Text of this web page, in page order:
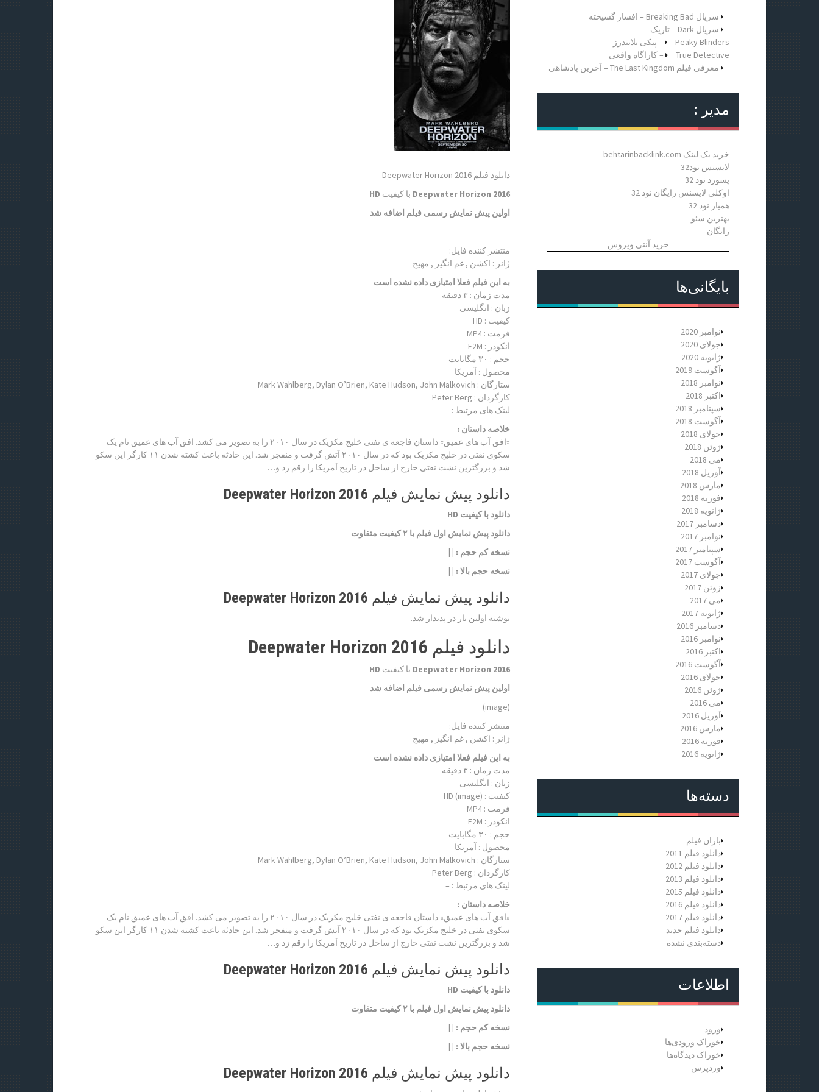
دانلود فیلم Deepwater Horizon 2016
Deepwater Horizon 2016 با کیفیت HD
اولین پیش نمایش رسمی فیلم اضافه شد
منتشر کننده فایل:
ژانر : اکشن , غم انگیز , مهیج
به این فیلم فعلا امتیازی داده نشده است
مدت زمان : ۳ دقیقه
زبان : انگلیسی
کیفیت : HD
فرمت : MP4
انکودر : F2M
حجم : ۳۰ مگابایت
محصول : آمریکا
ستارگان : Mark Wahlberg, Dylan O’Brien, Kate Hudson, John Malkovich
کارگردان : Peter Berg
لینک های مرتبط : –
خلاصه داستان :
«افق آب های عمیق» داستان فاجعه ی نفتی خلیج مکزیک در سال ۲۰۱۰ را به تصویر می‌ کشد. افق آب‌ های عمیق نام یک
سکوی نفتی در خلیج مکزیک بود که در سال ۲۰۱۰ آتش گرفت و منفجر شد. این حادثه باعث کشته شدن ۱۱ کارگر این سکو
شد و بزرگترین نشت نفتی خارج از ساحل در تاریخ آمریکا را رقم زد و…
دانلود پیش نمایش فیلم Deepwater Horizon 2016
دانلود با کیفیت HD
دانلود پیش نمایش اول فیلم با ۲ کیفیت متفاوت
نسخه کم حجم : | |
نسخه حجم بالا : | |
دانلود پیش نمایش فیلم Deepwater Horizon 2016
نوشته اولین بار در پدیدار شد.
دانلود فیلم Deepwater Horizon 2016
Deepwater Horizon 2016 با کیفیت HD
اولین پیش نمایش رسمی فیلم اضافه شد
(image)
منتشر کننده فایل:
ژانر : اکشن , غم انگیز , مهیج
به این فیلم فعلا امتیازی داده نشده است
مدت زمان : ۳ دقیقه
زبان : انگلیسی
کیفیت : HD (image)
فرمت : MP4
انکودر : F2M
حجم : ۳۰ مگابایت
محصول : آمریکا
ستارگان : Mark Wahlberg, Dylan O’Brien, Kate Hudson, John Malkovich
کارگردان : Peter Berg
لینک های مرتبط : –
خلاصه داستان :
«افق آب های عمیق» داستان فاجعه ی نفتی خلیج مکزیک در سال ۲۰۱۰ را به تصویر می‌ کشد. افق آب‌ های عمیق نام یک
سکوی نفتی در خلیج مکزیک بود که در سال ۲۰۱۰ آتش گرفت و منفجر شد. این حادثه باعث کشته شدن ۱۱ کارگر این سکو
شد و بزرگترین نشت نفتی خارج از ساحل در تاریخ آمریکا را رقم زد و…
دانلود پیش نمایش فیلم Deepwater Horizon 2016
دانلود با کیفیت HD
دانلود پیش نمایش اول فیلم با ۲ کیفیت متفاوت
نسخه کم حجم : | |
نسخه حجم بالا : | |
دانلود پیش نمایش فیلم Deepwater Horizon 2016
:
سریال Breaking Bad – افسار گسیخته
سریال Dark – تاریک
Peaky Blinders – پیکی بلایندرز
True Detective – کاراگاه واقعی
معرفی فیلم The Last Kingdom – آخرین پادشاهی
مدیر :
خرید بک لینک behtarinbacklink.com
لایسنس نود32
پسورد نود 32
اوکلی لایسنس رایگان نود 32
همیار نود 32
بهترین سئو
رایگان
خرید آنتی ویروس
بایگانی‌ها
نوامبر 2020
جولای 2020
ژانویه 2020
آگوست 2019
نوامبر 2018
اکتبر 2018
سپتامبر 2018
آگوست 2018
جولای 2018
ژوئن 2018
می 2018
آوریل 2018
مارس 2018
فوریه 2018
ژانویه 2018
دسامبر 2017
نوامبر 2017
سپتامبر 2017
آگوست 2017
جولای 2017
ژوئن 2017
می 2017
ژانویه 2017
دسامبر 2016
نوامبر 2016
اکتبر 2016
آگوست 2016
جولای 2016
ژوئن 2016
می 2016
آوریل 2016
مارس 2016
فوریه 2016
ژانویه 2016
دسته‌ها
باران فیلم
دانلود فیلم 2011
دانلود فیلم 2012
دانلود فیلم 2013
دانلود فیلم 2015
دانلود فیلم 2016
دانلود فیلم 2017
دانلود فیلم جدید
دسته‌بندی نشده
اطلاعات
ورود
خوراک ورودی‌ها
خوراک دیدگاه‌ها
وردپرس